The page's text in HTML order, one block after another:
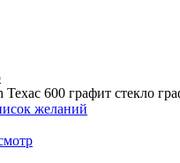
600 графит стекло
желаний